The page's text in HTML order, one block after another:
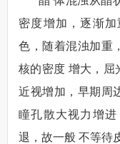
密度增加，逐渐
色，随着混浊加重
核的密度 增大，屈
近视增加，早期周
瞳孔散大视力增
退，故一般 不等待